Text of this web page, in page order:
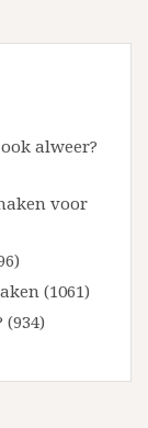
alweer?
voor
(1061)